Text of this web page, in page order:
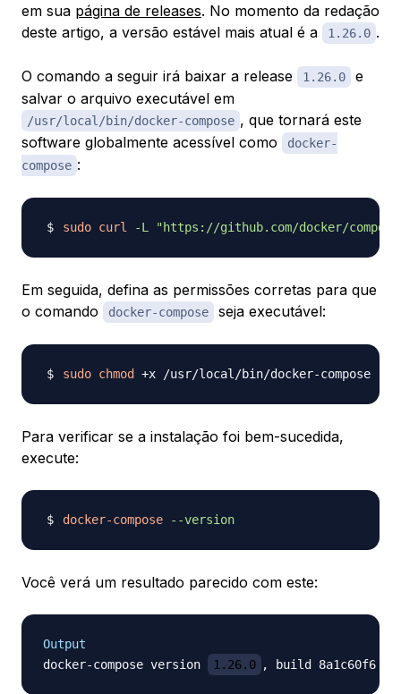
em sua página de releases. No momento da redação
deste artigo, a versão estável mais atual é a
1.26.0 .
O comando a seguir irá baixar a release 1.26.0
e
salvar o arquivo executável em
/usr/local/bin/docker-compose , que tornará este
software globalmente acessível como
docker-
compose :
sudo curl -L "https://github.com/docker/
Em seguida, defina as permissões corretas para que
o comando
docker-compose seja executável:
sudo chmod
Para verificar se a instalação foi bem-sucedida,
execute:
docker-compose --version
Você verá um resultado parecido com este:
Output
docker-compose version
1.26.0